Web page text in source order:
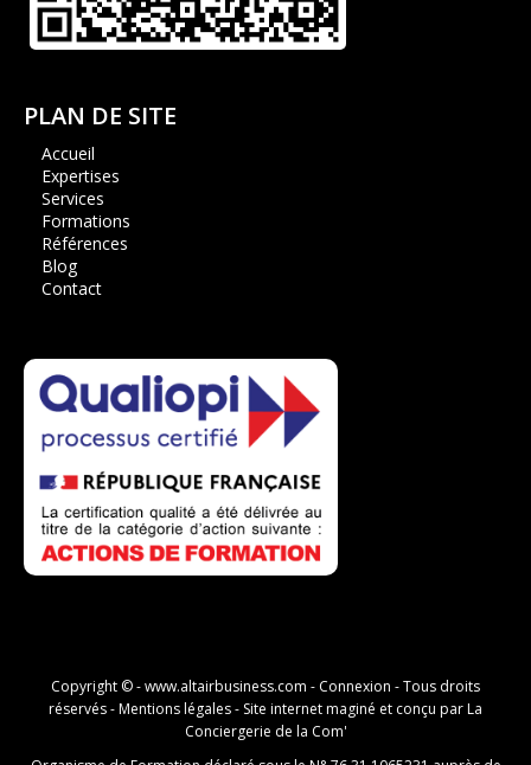
PLAN DE SITE
Accueil
Expertises
Services
Formations
Références
Blog
Contact
Copyright © -www.altairbusiness.com - Connexion - Tous droits
réservés -Mentions légales- Site internet maginé et conçu parLa
Conciergerie de la Com'